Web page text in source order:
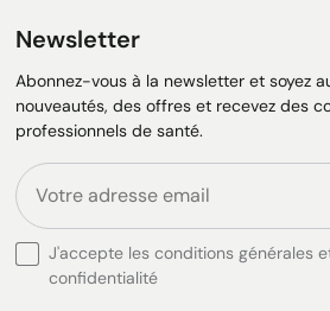
Newsletter
Abonnez-vous à la newsletter et soyez
nouveautés, des offres et recevez des
professionnels de santé.
J'accepte les conditions générales
confidentialité